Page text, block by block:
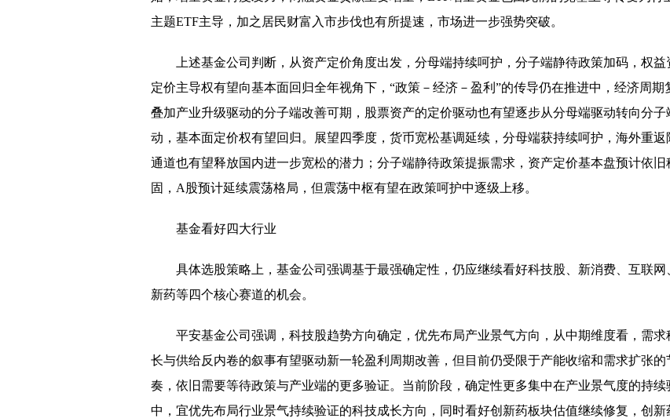
主题ETF主导，加之居民财富入市步伐也有所提速，市场进一步强势突破。
上述基金公司判断，从资产定价角度出发，分母端持续呵护，分子端静待政策加码，权益
定价主导权有望向基本面回归全年视角下，“政策－经济－盈利”的传导仍在推进中，经济周期
叠加产业升级驱动的分子端改善可期，股票资产的定价驱动也有望逐步从分母端驱动转向分子
动，基本面定价权有望回归。展望四季度，货币宽松基调延续，分母端获持续呵护，海外重返
通道也有望释放国内进一步宽松的潜力；分子端静待政策提振需求，资产定价基本盘预计依旧
固，A股预计延续震荡格局，但震荡中枢有望在政策呵护中逐级上移。
基金看好四大行业
具体选股策略上，基金公司强调基于最强确定性，仍应继续看好科技股、新消费、互联网
新药等四个核心赛道的机会。
平安基金公司强调，科技股趋势方向确定，优先布局产业景气方向，从中期维度看，需求
长与供给反内卷的叙事有望驱动新一轮盈利周期改善，但目前仍受限于产能收缩和需求扩张的
奏，依旧需要等待政策与产业端的更多验证。当前阶段，确定性更多集中在产业景气度的持续
中，宜优先布局行业景气持续验证的科技成长方向，同时看好创新药板块估值继续修复，创新